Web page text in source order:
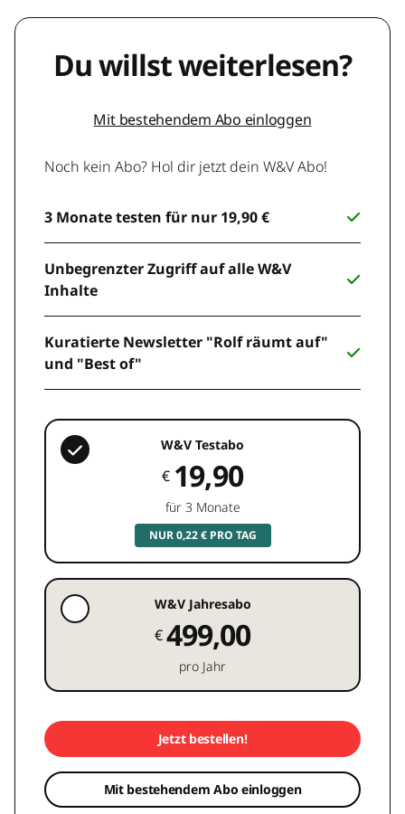
Du willst weiterlesen?
Mit bestehendem Abo einloggen
Noch kein Abo? Hol dir jetzt dein W&V Abo!
3 Monate testen für nur 19,90 €
Unbegrenzter Zugriff auf alle W&V
Inhalte
Kuratierte Newsletter "Rolf räumt auf"
und "Best of"
W&V Testabo
€ 19,90
für 3 Monate
NUR 0,22 € PRO TAG
W&V Jahresabo
€499,00
pro Jahr
Jetzt bestellen!
Mit bestehendem Abo einloggen